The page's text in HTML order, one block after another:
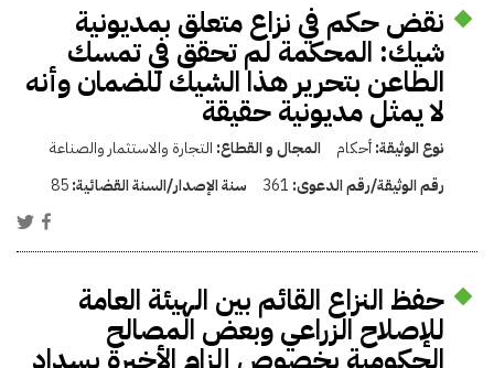
نقض حكم في نزاع متعلق بمديونية
شيك: المحكمة لم تحقق في تمسك
الطاعن بتحرير هذا الشيك للضمان وأنه
لا يمثل مديونية حقيقة
نوع الوثيقة:أحكام المجال و القطاع: التجارة والاستثمار والصناعة
رقم الوثيقة/رقم الدعوى: 361 سنة الإصدار/السنة القضائية:85
حفظ النزاع القائم بين الهيئة العامة
للإصلاح الزراعي وبعض المصالح
الحكومية بخصوص إلزام الأخيرة بسداد